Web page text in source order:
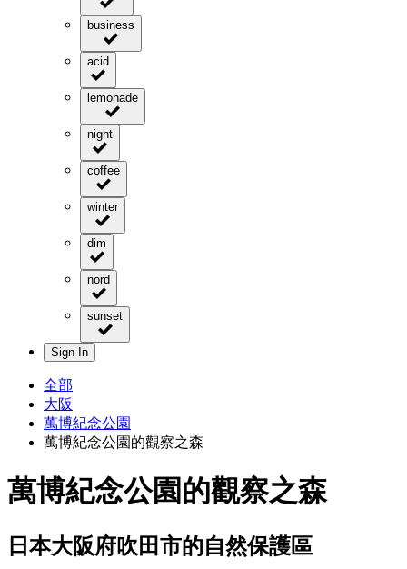
business
acid
lemonade
night
coffee
winter
dim
nord
sunset
Sign In
全部
大阪
萬博紀念公園
萬博紀念公園的觀察之森
萬博紀念公園的觀察之森
日本大阪府吹田市的自然保護區